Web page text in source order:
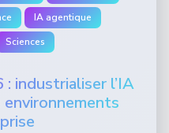
IA agentique
Sciences
industrialiser l’IA